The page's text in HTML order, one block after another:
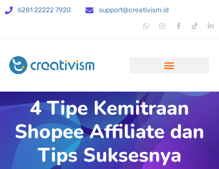
6281 22222 7920 support@creativism.id
4 Tipe Kemitraan
Shopee Affiliate dan
Tips Suksesnya